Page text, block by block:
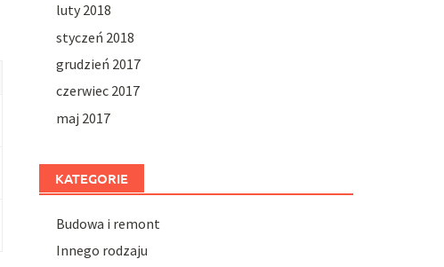
luty 2018
styczeń 2018
grudzień 2017
czerwiec 2017
maj 2017
KATEGORIE
Budowa i remont
Innego rodzaju